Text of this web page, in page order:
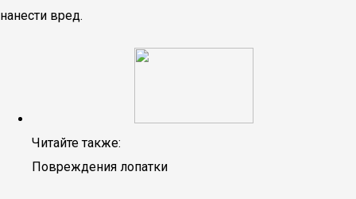
нанести вред.
Читайте также:
Повреждения лопатки